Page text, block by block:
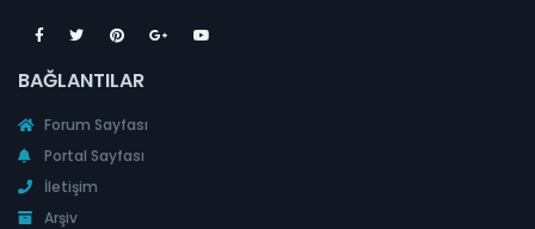
BAĞLANTILAR
Forum Sayfası
Portal Sayfası
İletişim
Arşiv